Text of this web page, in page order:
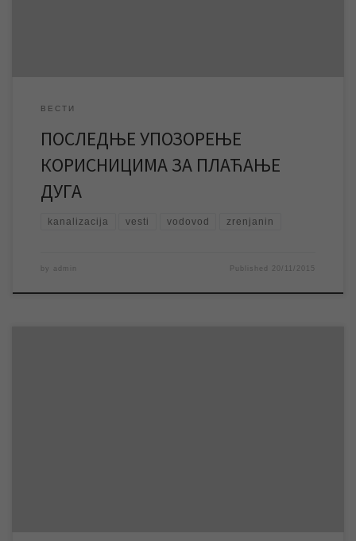
ВЕСТИ
ПОСЛЕДЊЕ УПОЗОРЕЊЕ
КОРИСНИЦИМА ЗА ПЛАЋАЊЕ
ДУГА
kanalizacija vesti vodovod zrenjanin
by admin Published 20/11/2015